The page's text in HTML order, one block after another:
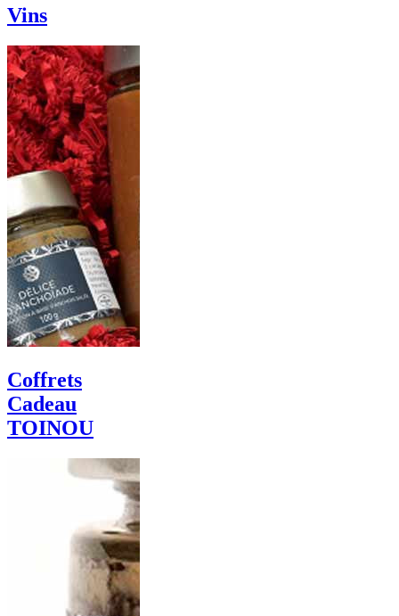
Vins
Coffrets
Cadeau
TOINOU